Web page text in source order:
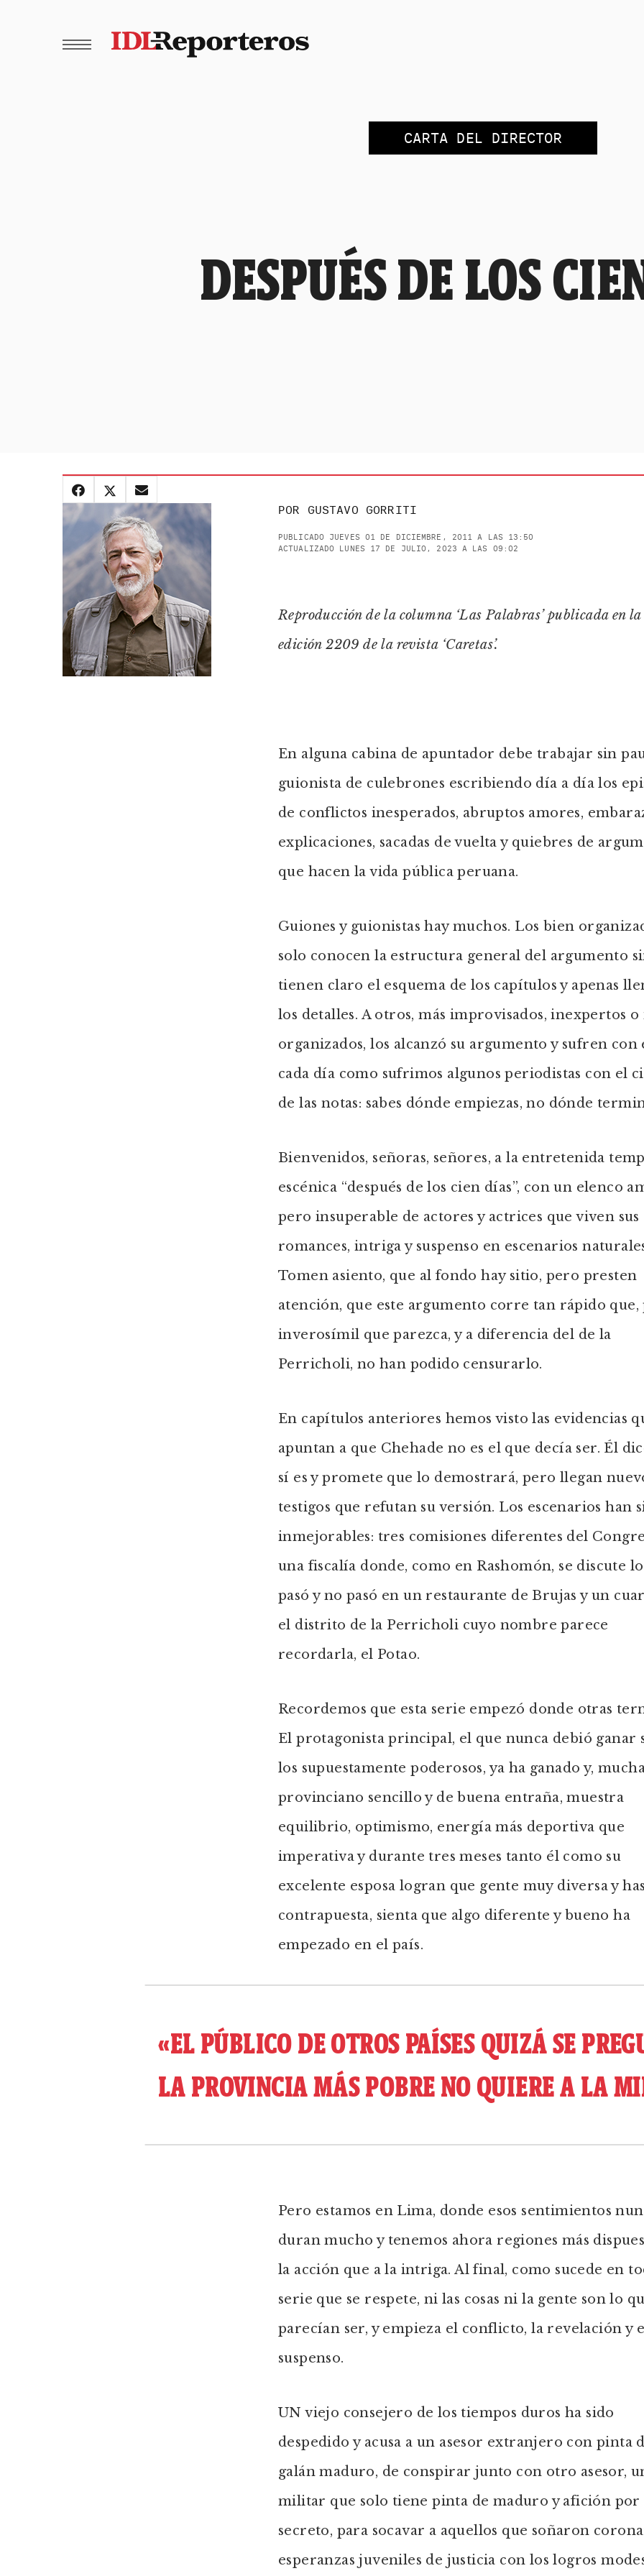
CARTA DEL DIRECTOR
DESPUÉS DE LOS
POR GUSTAVO GORRITI
PUBLICADO JUEVES 01 DE DICIEMBRE, 2011 A LAS 13:50
ACTUALIZADO LUNES 17 DE JULIO, 2023 A LAS 09:02
Reproducción de la columna ‘Las Palabras’ publicada en la
edición 2209 de la revista ‘Caretas’.
En alguna cabina de apuntador debe trabajar sin
guionista de culebrones escribiendo día a día los
de conflictos inesperados, abruptos amores,
explicaciones, sacadas de vuelta y quiebres de
que hacen la vida pública peruana.
Guiones y guionistas hay muchos. Los bien
solo conocen la estructura general del argumento
tienen claro el esquema de los capítulos y apenas
los detalles. A otros, más improvisados, inexpertos o
organizados, los alcanzó su argumento y sufren con
cada día como sufrimos algunos periodistas con el
de las notas: sabes dónde empiezas, no dónde
Bienvenidos, señoras, señores, a la entretenida
escénica “después de los cien días”, con un elenco
pero insuperable de actores y actrices que viven sus
romances, intriga y suspenso en escenarios
Tomen asiento, que al fondo hay sitio, pero presten
atención, que este argumento corre tan rápido que,
inverosímil que parezca, y a diferencia del de la
Perricholi, no han podido censurarlo.
En capítulos anteriores hemos visto las evidencias
apuntan a que Chehade no es el que decía ser. Él
sí es y promete que lo demostrará, pero llegan
testigos que refutan su versión. Los escenarios han
inmejorables: tres comisiones diferentes del
una fiscalía donde, como en Rashomón, se discute
pasó y no pasó en un restaurante de Brujas y un
el distrito de la Perricholi cuyo nombre parece
recordarla, el Potao.
Recordemos que esta serie empezó donde otras
El protagonista principal, el que nunca debió ganar
los supuestamente poderosos, ya ha ganado y,
provinciano sencillo y de buena entraña, muestra
equilibrio, optimismo, energía más deportiva que
imperativa y durante tres meses tanto él como su
excelente esposa logran que gente muy diversa y
contrapuesta, sienta que algo diferente y bueno ha
empezado en el país.
«EL PÚBLICO DE OTROS PAÍSES QUIZÁ SE
LA PROVINCIA MÁS POBRE NO QUIERE A LA
Pero estamos en Lima, donde esos sentimientos
duran mucho y tenemos ahora regiones más
la acción que a la intriga. Al final, como sucede en
serie que se respete, ni las cosas ni la gente son lo
parecían ser, y empieza el conflicto, la revelación y
suspenso.
UN viejo consejero de los tiempos duros ha sido
despedido y acusa a un asesor extranjero con pinta
galán maduro, de conspirar junto con otro asesor,
militar que solo tiene pinta de maduro y afición por
secreto, para socavar a aquellos que soñaron
esperanzas juveniles de justicia con los logros